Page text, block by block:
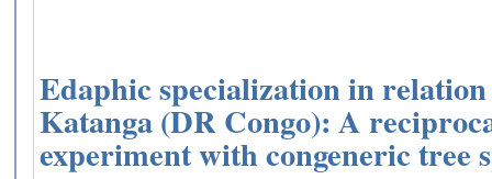
Edaphic specialization in
Katanga (DR Congo): A
experiment with congeneric tree